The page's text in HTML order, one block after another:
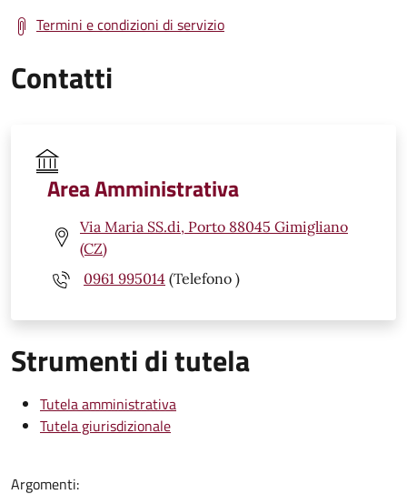
Termini e condizioni di servizio
Contatti
Area Amministrativa
Via Maria SS.di, Porto 88045 Gimigliano
(CZ)
0961 995014 (Telefono )
Strumenti di tutela
Tutela amministrativa
Tutela giurisdizionale
Argomenti: